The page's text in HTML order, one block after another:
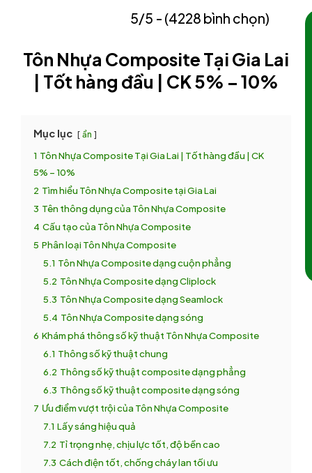
5/5 - (4228 bình chọn)
Tôn Nhựa Composite Tại Gia Lai
| Tốt hàng đầu | CK 5% – 10%
Mục lục ẩn
1 Tôn Nhựa Composite Tại Gia Lai | Tốt hàng đầu | CK
5% – 10%
2 Tìm hiểu Tôn Nhựa Composite tại Gia Lai
3 Tên thông dụng của Tôn Nhựa Composite
4 Cấu tạo của Tôn Nhựa Composite
5 Phân loại Tôn Nhựa Composite
5.1 Tôn Nhựa Composite dạng cuộn phẳng
5.2 Tôn Nhựa Composite dạng Cliplock
5.3 Tôn Nhựa Composite dạng Seamlock
5.4 Tôn Nhựa Composite dạng sóng
6 Khám phá thông số kỹ thuật Tôn Nhựa Composite
6.1 Thông số kỹ thuật chung
6.2 Thông số kỹ thuật composite dạng phẳng
6.3 Thông số kỹ thuật composite dạng sóng
7 Ưu điểm vượt trội của Tôn Nhựa Composite
7.1 Lấy sáng hiệu quả
7.2 Tỉ trọng nhẹ, chịu lực tốt, độ bền cao
7.3 Cách điện tốt, chống cháy lan tối ưu